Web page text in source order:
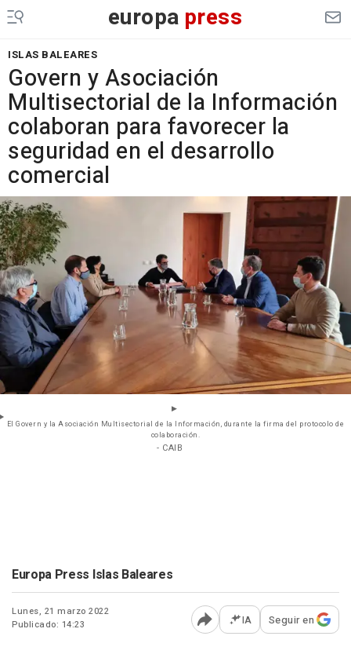
europa press
ISLAS BALEARES
Govern y Asociación
Multisectorial de la Información
colaboran para favorecer la
seguridad en el desarrollo
comercial
El Govern y la Asociación Multisectorial de la Información, durante la firma del protocolo de
colaboración.
- CAIB
Europa Press Islas Baleares
Lunes, 21 marzo 2022
Publicado: 14:23
Abrir opciones para
IA Seguir en